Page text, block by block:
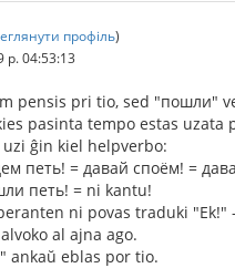
профіль)
р. 04:53:13
pensis pri tio, sed "пошли"
pasinta tempo estas uzata
uzi ĝin kiel helpverbo:
петь! = давай споём! =
петь! = ni kantu!
ni povas traduki "Ek!"
al ajna ago.
ankaŭ eblas por tio.